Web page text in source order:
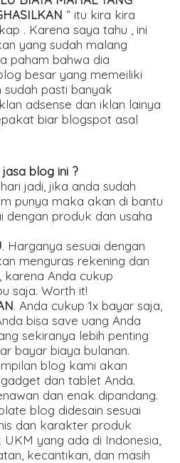
” itu kira kira
. Karena saya tahu , ini
yang sudah malang
paham bahwa dia
besar yang memeiliki
sudah pasti banyak
adsense dan iklan lainya
biar blogspot asal
blog ini ?
jadi, jika anda sudah
punya maka akan di bantu
dengan produk dan usaha
. Harganya sesuai dengan
menguras rekening dan
Anda cukup
saja. Worth it!
. Anda cukup 1x bayar saja,
bisa save uang Anda
sekiranya lebih penting
bayar biaya bulanan.
blog kami akan
dan tablet Anda.
dan enak dipandang.
blog didesain sesuai
dan karakter produk
yang ada di Indonesia,
kecantikan, dan masih